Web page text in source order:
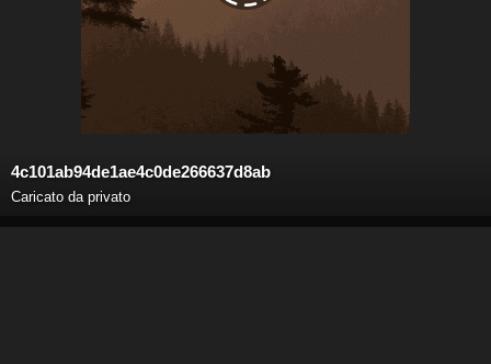
4c101ab94de1ae4c0de266637d8ab
Caricato da privato